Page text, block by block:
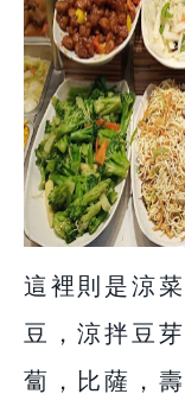
這裡則是涼
豆，涼拌豆
蔔，比薩，